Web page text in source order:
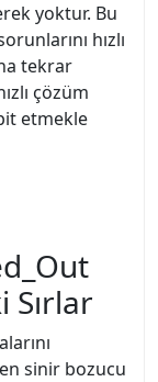
yoktur. Bu
hızlı
tekrar
çözüm
etmekle
Sırlar
en sinir bozucu